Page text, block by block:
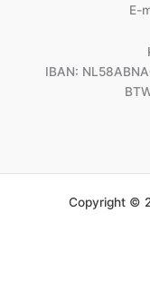
E-
IBAN:
Copyright ©